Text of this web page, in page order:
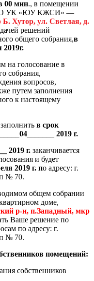
00 мин., в помещении
УК «ЮУ КЖСИ» —
Хутор, ул. Светлая, д.
решений
общего собрания,в
2019г.
на голосование в
собрания,
вопросов,
путем заполнения
к настоящему
в срок
2019 г.
2019 г. заканчивается
и будет
2019 г. по адресу: г.
№ 70.
общем собрании
доме,
р-н, п.Западный, мкр
Ваше решение по
по адресу: г.
№ 70.
помещений:
собственников